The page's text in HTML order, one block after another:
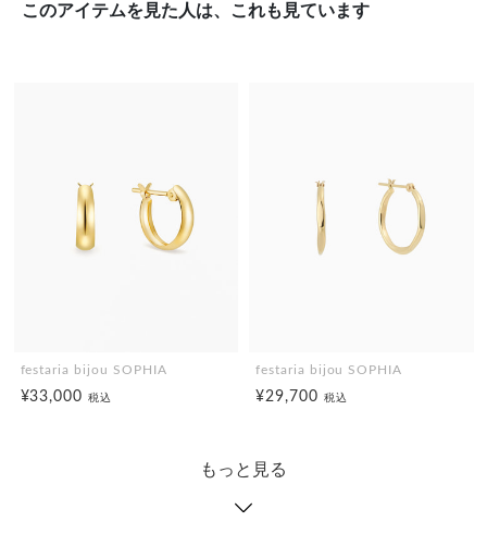
このアイテムを見た人は、これも見ています
festaria bijou SOPHIA
¥33,000税込
festaria bijou SOPHIA
¥29,700 税込
もっと見る